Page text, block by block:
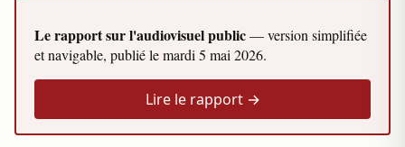
Le rapport sur l'audiovisuel public— version simplifiée
et navigable, publié lemardi 5 mai 2026.
Lire le rapport →